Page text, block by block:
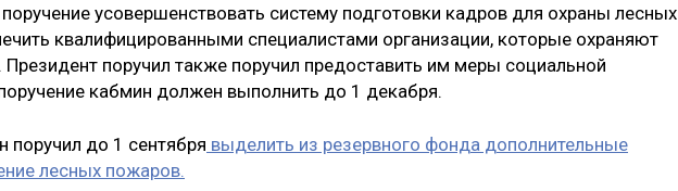
усовершенствовать систему подготовки кадров для охраны лесных
квалифицированными специалистами организации, которые охраняют
поручил также поручил предоставить им меры социальной
кабмин должен выполнить до 1 декабря.
поручил до 1 сентября выделить из резервного фонда дополнительные
лесных пожаров.